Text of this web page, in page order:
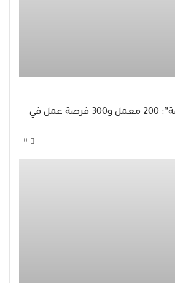
“عمر الطيب القابضة”: 200 معمل و300 فرصة عمل في
0